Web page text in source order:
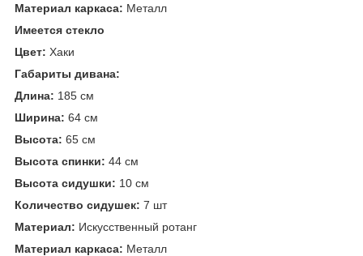
Материал каркаса: Металл
Имеется стекло
Цвет: Хаки
Габариты дивана:
Длина: 185 см
Ширина: 64 см
Высота: 65 см
Высота спинки: 44 см
Высота сидушки: 10 см
Количество сидушек: 7 шт
Материал: Искусственный ротанг
Материал каркаса: Металл